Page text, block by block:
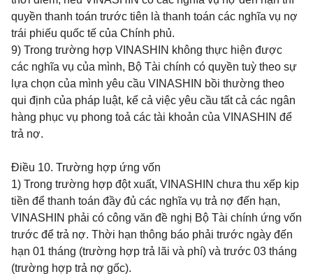
quyền thanh toán trước tiên là thanh toán các nghĩa vụ nợ
trái phiếu quốc tế của Chính phủ.
9) Trong trường hợp VINASHIN không thực hiện được
các nghĩa vụ của mình, Bộ Tài chính có quyền tuỳ theo sự
lựa chọn của mình yêu cầu VINASHIN bồi thường theo
qui định của pháp luật, kể cả việc yêu cầu tất cả các ngân
hàng phục vụ phong toả các tài khoản của VINASHIN để
trả nợ.
Điều 10. Trường hợp ứng vốn
1) Trong trường hợp đột xuất, VINASHIN chưa thu xếp kịp
tiền để thanh toán đầy đủ các nghĩa vụ trả nợ đến hạn,
VINASHIN phải có công văn đề nghị Bộ Tài chính ứng vốn
trước để trả nợ. Thời hạn thông báo phải trước ngày đến
hạn 01 tháng (trường hợp trả lãi và phí) và trước 03 tháng
(trường hợp trả nợ gốc).